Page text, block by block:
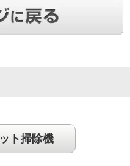
のが楽しみになりました。
るので分かりやすい
いです。吸引力もパワフル
ト掃除機